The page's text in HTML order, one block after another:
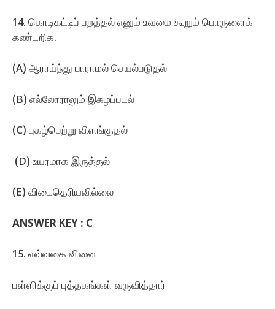
14. கொடிகட்டிப்‌ பறத்தல்‌ எனும்‌ உவமை கூறும்‌ பொருளைக்‌
கண்டறிக.
(A) ஆராய்ந்து பாராமல்‌ செயல்படுதல்‌
(B) எல்லோராலும்‌ இகழப்படல்‌
(C) புகழ்பெற்று விளங்குதல்
‌ (D) உயரமாக இருத்தல்‌
(E) விடைதெரியவில்லை
ANSWER KEY : C
15. எவ்வகை வினை
பள்ளிக்குப்‌ புத்தகங்கள்‌ வருவித்தார்‌